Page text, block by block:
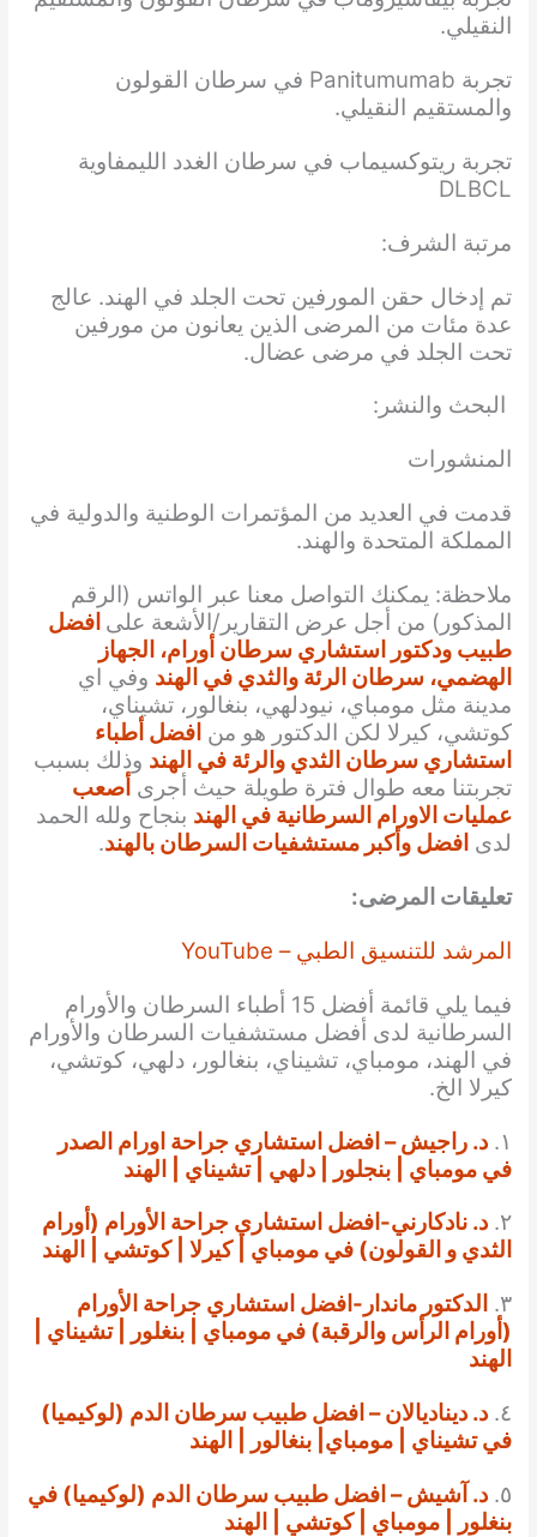
النقيلي.
تجربة Panitumumab في سرطان القولون
والمستقيم النقيلي.
تجربة ريتوكسيماب في سرطان الغدد الليمفاوية
DLBCL
مرتبة الشرف:
تم إدخال حقن المورفين تحت الجلد في الهند. عالج
عدة مئات من المرضى الذين يعانون من مورفين
تحت الجلد في مرضى عضال.
البحث والنشر:
المنشورات
قدمت في العديد من المؤتمرات الوطنية والدولية في
المملكة المتحدة والهند.
ملاحظة: يمكنك التواصل معنا عبر الواتس (الرقم
المذكور) من أجل عرض التقارير/الأشعة على افضل
طبيب ودكتور استشاري سرطان أورام، الجهاز
الهضمي، سرطان الرئة والثدي في الهند وفي اي
مدينة مثل مومباي، نيودلهي، بنغالور، تشيناي،
كوتشي، كيرلا لكن الدكتور هو من افضل أطباء
استشاري سرطان الثدي والرئة في الهند وذلك بسبب
تجربتنا معه طوال فترة طويلة حيث أجرى أصعب
عمليات الاورام السرطانية في الهند بنجاح ولله الحمد
لدى افضل وأكبر مستشفيات السرطان بالهند.
تعليقات المرضى:
المرشد للتنسيق الطبي – YouTube
فيما يلي قائمة أفضل 15 أطباء السرطان والأورام
السرطانية لدى أفضل مستشفيات السرطان والأورام
في الهند، مومباي، تشيناي، بنغالور، دلهي، كوتشي،
كيرلا الخ.
١. د. راجيش – افضل استشاري جراحة اورام الصدر
في مومباي | بنجلور | دلهي | تشيناي | الهند
٢. د. نادكارني-افضل استشاري جراحة الأورام (أورام
الثدي و القولون) في مومباي | كيرلا | كوتشي | الهند
٣.
الدكتور ماندار-افضل استشاري جراحة الأورام
(أورام الرأس والرقبة) في مومباي | بنغلور | تشيناي |
الهند
٤. د. ديناديالان – افضل طبيب سرطان الدم (لوكيميا)
في تشيناي | مومباي| بنغالور | الهند
٥. د. آشيش – افضل طبيب سرطان الدم (لوكيميا) في
بنغلور | مومباي | كوتشي | الهند